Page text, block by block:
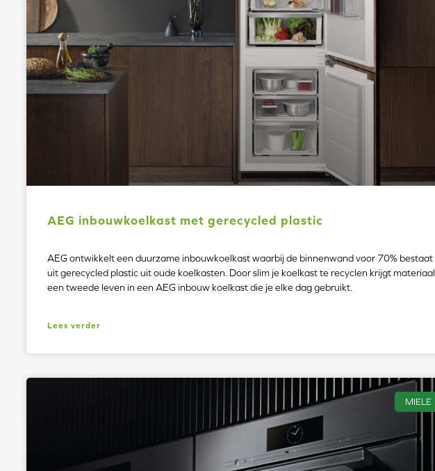
AEG inbouwkoelkast met gerecycled plastic
AEG ontwikkelt een duurzame inbouwkoelkast waarbij de binnenwand voor 70% bestaat
uit gerecycled plastic uit oude koelkasten. Door slim je koelkast te recyclen krijgt materiaal
een tweede leven in een AEG inbouw koelkast die je elke dag gebruikt.
Lees verder
MIELE